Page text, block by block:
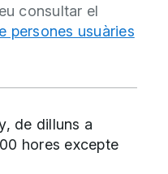
consultar el
persones usuàries
de dilluns a
hores excepte